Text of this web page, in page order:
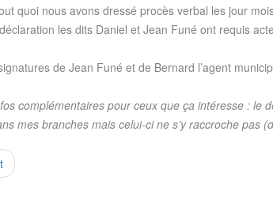
quoi nous avons dressé procès verbal les jour
les dits Daniel et Jean Funé ont requis
de Jean Funé et de Bernard l’agent
complémentaires pour ceux que ça intéresse : le
mes branches mais celui-ci ne s’y raccroche pas